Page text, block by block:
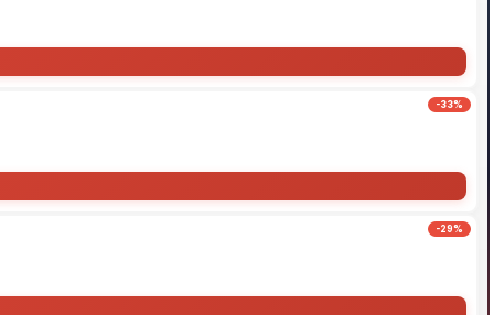
-33%
-29%